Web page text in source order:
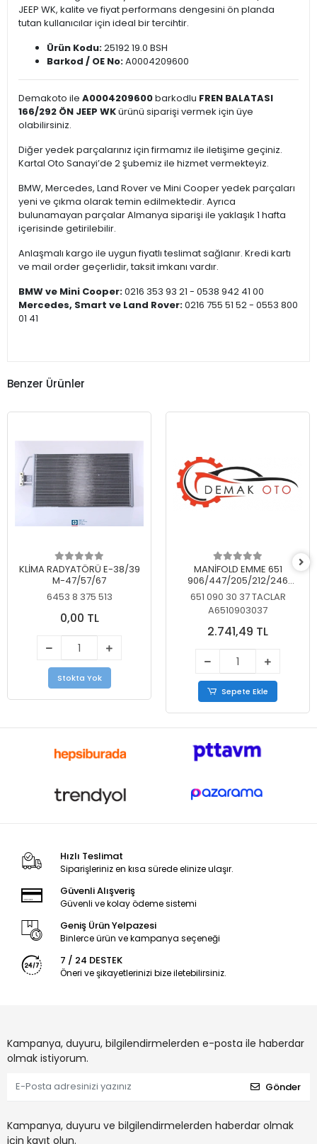
JEEP WK, kalite ve fiyat performans dengesini ön planda
tutan kullanıcılar için ideal bir tercihtir.
Ürün Kodu:25192 19.0 BSH
Barkod / OE No:A0004209600
Demakoto ile A0004209600barkodlu FREN BALATASI
166/292 ÖN JEEP WKürünü siparişi vermek için üye
olabilirsiniz.
Diğer yedek parçalarınız için firmamız ile iletişime geçiniz.
Kartal Oto Sanayi’de 2 şubemiz ile hizmet vermekteyiz.
BMW, Mercedes, Land Rover ve Mini Cooper yedek parçaları
yeni ve çıkma olarak temin edilmektedir. Ayrıca
bulunamayan parçalar Almanya siparişi ile yaklaşık 1 hafta
içerisinde getirilebilir.
Anlaşmalı kargo ile uygun fiyatlı teslimat sağlanır. Kredi kartı
ve mail order geçerlidir, taksit imkanı vardır.
BMW ve Mini Cooper:0216 353 93 21 - 0538 942 41 00
Mercedes, Smart ve Land Rover:0216 755 51 52 - 0553 800
01 41
Benzer Ürünler
KLİMA RADYATÖRÜ E-38/39
M-47/57/67
6453 8 375 513
0,00 TL
Stokta Yok
MANİFOLD EMME 651
906/447/205/212/246
KELEBEKSİZ
651 090 30 37 TACLAR
A6510903037
2.741,49 TL
Sepete Ekle
Hızlı Teslimat
Siparişleriniz en kısa sürede elinize ulaşır.
Güvenli Alışveriş
Güvenli ve kolay ödeme sistemi
Geniş Ürün Yelpazesi
Binlerce ürün ve kampanya seçeneği
7 / 24 DESTEK
Öneri ve şikayetlerinizi bize iletebilirsiniz.
Kampanya, duyuru, bilgilendirmelerden e-posta ile haberdar
olmak istiyorum.
Gönder
Kampanya, duyuru ve bilgilendirmelerden haberdar olmak
için kayıt olun.